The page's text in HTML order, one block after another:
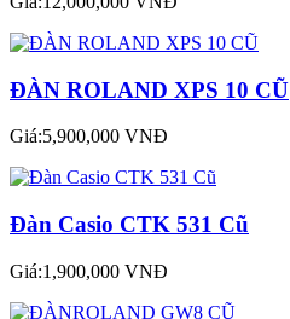
ĐÀN ROLAND XPS 10 CŨ
Giá:5,900,000 VNĐ
Đàn Casio CTK 531 Cũ
Giá:1,900,000 VNĐ